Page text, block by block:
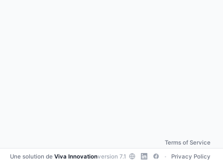
Une solution de Viva Innovationversion 7.1
Terms of Service
• Privacy Policy